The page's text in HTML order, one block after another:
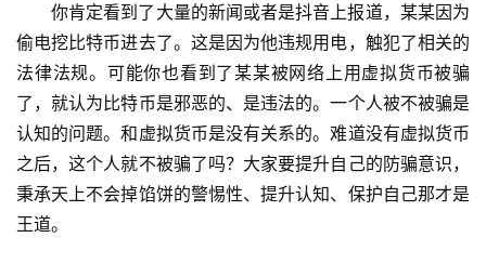
你肯定看到了大量的新闻或者是抖音上报道，某某因为
偷电挖比特币进去了。这是因为他违规用电，触犯了相关的
法律法规。可能你也看到了某某被网络上用虚拟货币被骗
了，就认为比特币是邪恶的、是违法的。一个人被不被骗是
认知的问题。和虚拟货币是没有关系的。难道没有虚拟货币
之后，这个人就不被骗了吗？大家要提升自己的防骗意识，
秉承天上不会掉馅饼的警惕性、提升认知、保护自己那才是
王道。